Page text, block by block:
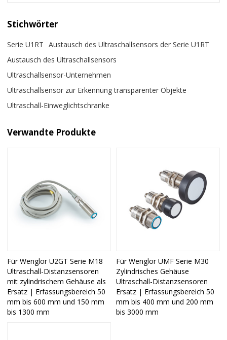
Stichwörter
Serie U1RT
Austausch des Ultraschallsensors der Serie U1RT
Austausch des Ultraschallsensors
Ultraschallsensor-Unternehmen
Ultraschallsensor zur Erkennung transparenter Objekte
Ultraschall-Einweglichtschranke
Verwandte Produkte
Für Wenglor U2GT Serie M18
Ultraschall-Distanzsensoren
mit zylindrischem Gehäuse als
Ersatz | Erfassungsbereich 50
mm bis 600 mm und 150 mm
bis 1300 mm
Für Wenglor UMF Serie M30
Zylindrisches Gehäuse
Ultraschall-Distanzsensoren
Ersatz | Erfassungsbereich 50
mm bis 400 mm und 200 mm
bis 3000 mm